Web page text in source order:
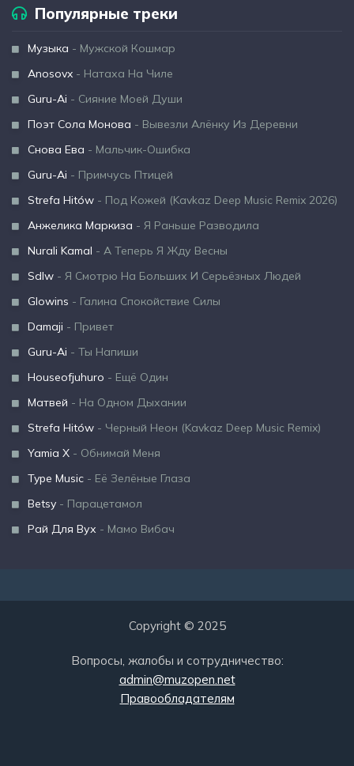
Популярные треки
Музыка - Мужской Кошмар
Anosovx - Натаха На Чиле
Guru-Ai - Сияние Моей Души
Поэт Сола Монова - Вывезли Алёнку Из Деревни
Снова Ева - Мальчик-Ошибка
Guru-Ai - Примчусь Птицей
Strefa Hitów - Под Кожей (Kavkaz Deep Music Remix 2026)
Анжелика Маркиза - Я Раньше Разводила
Nurali Kamal - А Теперь Я Жду Весны
Sdlw - Я Смотрю На Больших И Серьёзных Людей
Glowins - Галина Спокойствие Силы
Damaji - Привет
Guru-Ai - Ты Напиши
Houseofjuhuro - Ещё Один
Матвей - На Одном Дыхании
Strefa Hitów - Черный Неон (Kavkaz Deep Music Remix)
Yamia X - Обнимай Меня
Type Music - Её Зелёные Глаза
Betsy - Парацетамол
Рай Для Вух - Мамо Вибач
Copyright © 2025
Вопросы, жалобы и сотрудничество:
admin@muzopen.net
Правообладателям